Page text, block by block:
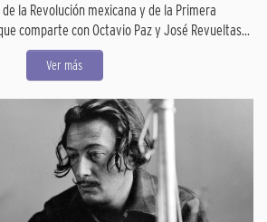
la Revolución mexicana y de la Primera
comparte con Octavio Paz y José Revueltas...
Ver más